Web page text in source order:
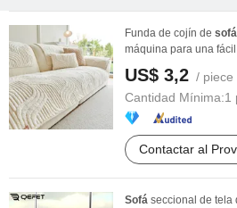
Funda de cojín de sofá
máquina para una
US$ 3,2 / piece
Cantidad Mínima:1
Contactar al
Sofá seccional de tela